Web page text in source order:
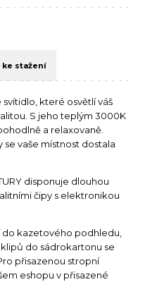
ke stažení
svítidlo, které osvětlí váš
S jeho teplým 3000K
a relaxovaně.
vaše místnost dostala
disponuje dlouhou
čipy s elektronikou
kazetového podhledu,
do sádrokartonu se
přisazenou stropní
eshopu v přisazené